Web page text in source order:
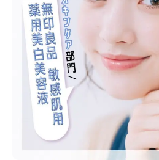
ST
新規会員登録・ログイン